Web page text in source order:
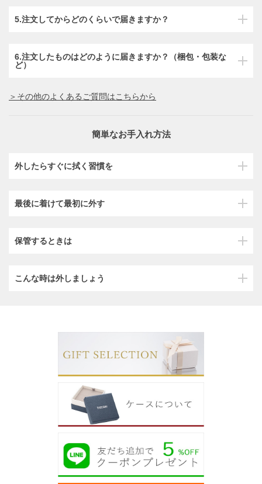
5.注文してからどのくらいで届きますか？
6.注文したものはどのように届きますか？（梱包・包装な
ど）
＞その他のよくあるご質問はこちらから
簡単なお手入れ方法
外したらすぐに拭く習慣を
最後に着けて最初に外す
保管するときは
こんな時は外しましょう